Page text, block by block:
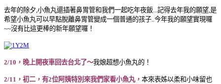
去年的除夕,小魚丸還插著鼻胃管和我們一起吃年夜飯...記得去年我的願望,是
希望小魚丸可以早點脫離鼻胃管變成一個普通的孩子..今年我的願望實現囉
~~沒有比這更棒的新年願望囉！
2/10，晚上開夜車回去台北了～我娘超想小魚丸的！
2/11，初二，有2位阿姨特別來我們家看小魚丸， 本來表姊以柔和小味留也